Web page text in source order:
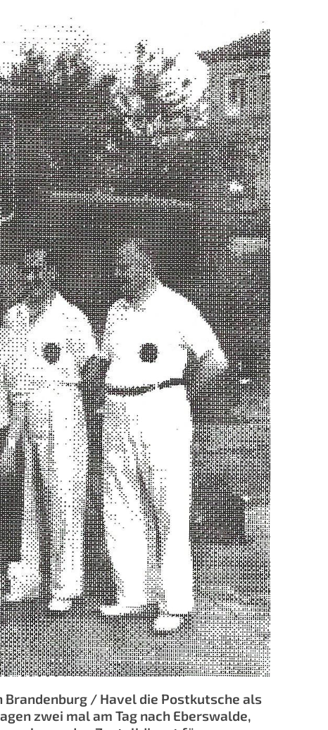
Brandenburg / Havel die Postkutsche als
zwei mal am Tag nach Eberswalde,